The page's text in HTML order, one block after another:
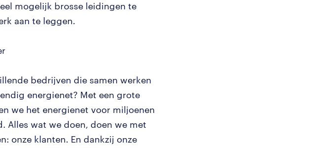
mogelijk brosse leidingen te
aan te leggen.
bedrijven die samen werken
energienet? Met een grote
we het energienet voor miljoenen
Alles wat we doen, doen we met
onze klanten. En dankzij onze